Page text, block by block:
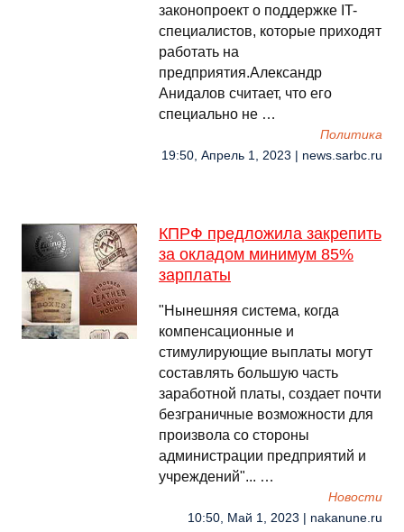
законопроект о поддержке IT-
специалистов, которые приходят
работать на
предприятия.Александр
Анидалов считает, что его
специально не …
Политика
19:50, Апрель 1, 2023 | news.sarbc.ru
КПРФ предложила закрепить
за окладом минимум 85%
зарплаты
"Нынешняя система, когда
компенсационные и
стимулирующие выплаты могут
составлять большую часть
заработной платы, создает почти
безграничные возможности для
произвола со стороны
администрации предприятий и
учреждений"... …
Новости
10:50, Май 1, 2023 | nakanune.ru